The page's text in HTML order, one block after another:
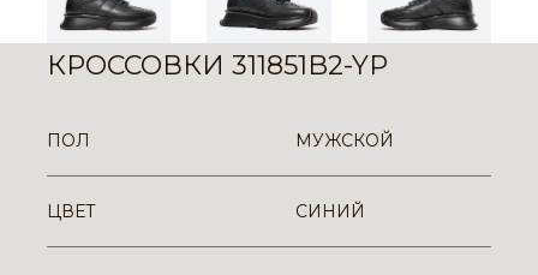
КРОССОВКИ 311851B2-YP
ПОЛ МУЖСКОЙ
ЦВЕТ СИНИЙ